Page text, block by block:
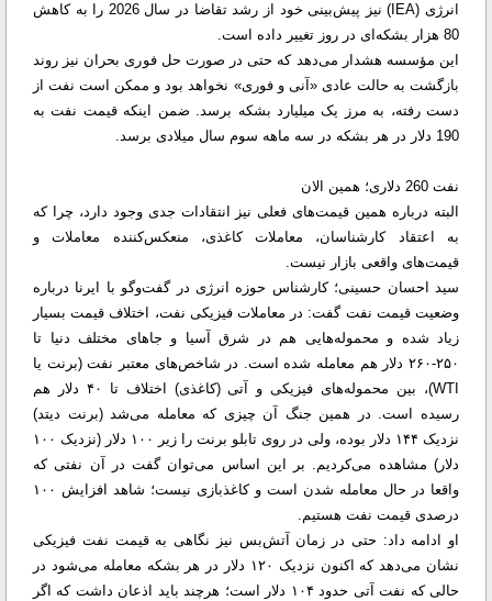
انرژی (IEA) نیز پیش‌بینی خود از رشد تقاضا در سال 2026 را به کاهش
80 هزار بشکه‌ای در روز تغییر داده است.
این مؤسسه هشدار می‌دهد که حتی در صورت حل فوری بحران نیز روند
بازگشت به حالت عادی «آنی و فوری» نخواهد بود و ممکن است نفت از
دست ‌رفته، به مرز یک میلیارد بشکه برسد. ضمن اینکه قیمت نفت به
190 دلار در هر بشکه در سه ماهه سوم سال میلادی برسد.
نفت 260 دلاری؛ همین الان
البته درباره همین قیمت‌های فعلی نیز انتقادات جدی وجود دارد، چرا که
به اعتقاد کارشناسان، معاملات کاغذی، منعکس‌کننده معاملات و
قیمت‌های واقعی بازار نیست.
سید احسان حسینی؛ کارشناس حوزه انرژی در گفت‌و‌گو با ایرنا درباره
وضعیت قیمت نفت گفت: در معاملات فیزیکی نفت، اختلاف قیمت بسیار
زیاد شده و محموله‌هایی هم در شرق آسیا و جاهای مختلف دنیا تا
۲۵۰-۲۶۰ دلار هم معامله شده است. در شاخص‌های معتبر نفت (برنت یا
WTI)، بین محموله‌های فیزیکی و آتی (کاغذی) اختلاف تا ۴۰ دلار هم
رسیده است. در همین جنگ آن چیزی که معامله می‌شد (برنت دیتد)
نزدیک ۱۴۴ دلار بوده، ولی در روی تابلو برنت را زیر ۱۰۰ دلار (نزدیک ۱۰۰
دلار) مشاهده می‌کردیم. بر این اساس می‌توان گفت در آن نفتی که
واقعا در حال معامله شدن است و کاغذبازی نیست؛ شاهد افزایش ۱۰۰
درصدی قیمت نفت هستیم.
او ادامه داد: حتی در زمان آتش‌بس نیز نگاهی به قیمت نفت فیزیکی
نشان می‌دهد که اکنون نزدیک ۱۲۰ دلار در هر بشکه معامله می‌شود در
حالی که نفت آتی حدود ۱۰۴ دلار است؛ هرچند باید اذعان داشت که اگر